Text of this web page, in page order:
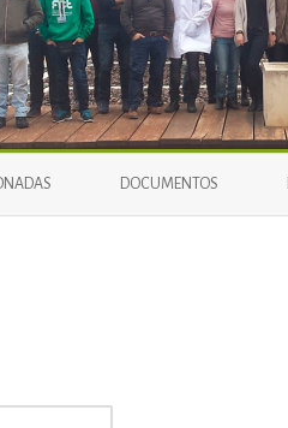
al
DOCUMENTOS